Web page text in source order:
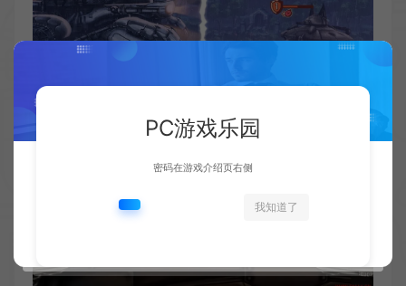
PC游戏乐园
密码在游戏介绍页右侧
我知道了